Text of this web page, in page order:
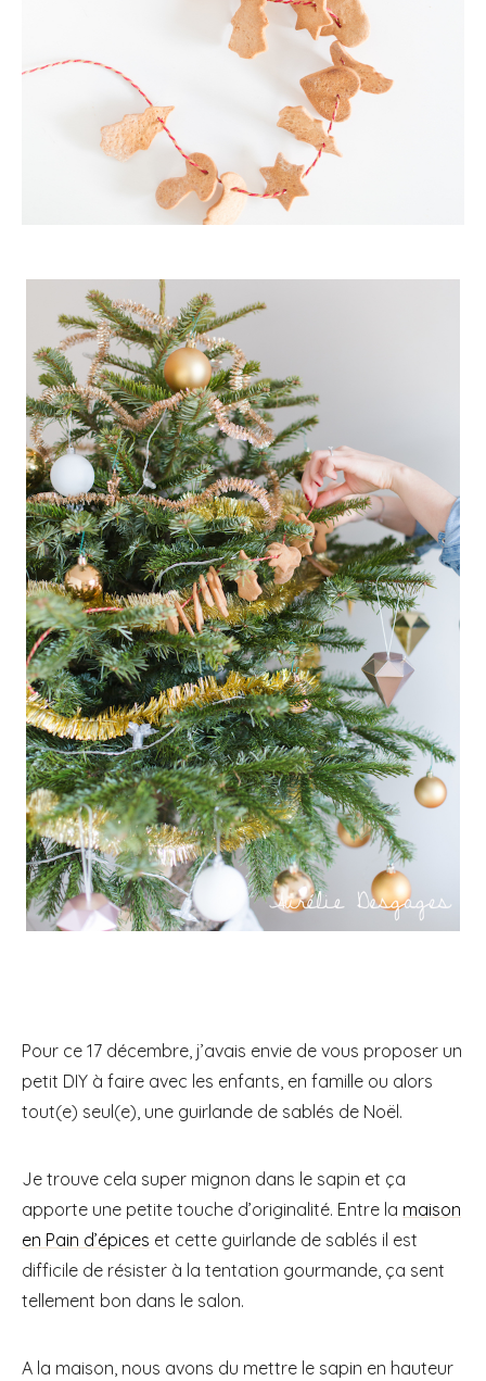
Pour ce 17 décembre, j’avais envie de vous proposer un
petit DIY à faire avec les enfants, en famille ou alors
tout(e) seul(e), une guirlande de sablés de Noël.
Je trouve cela super mignon dans le sapin et ça
apporte une petite touche d’originalité. Entre la maison
en Pain d’épices et cette guirlande de sablés il est
difficile de résister à la tentation gourmande, ça sent
tellement bon dans le salon.
A la maison, nous avons du mettre le sapin en hauteur